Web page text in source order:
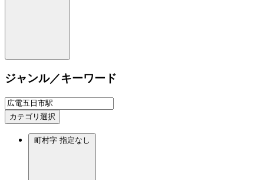
ジャンル／キーワード
カテゴリ選択
町村字 指定なし